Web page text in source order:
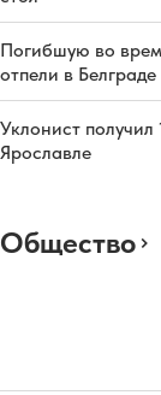
Погибшую во
отпели в Белграде
Уклонист получил
Ярославле
Общество